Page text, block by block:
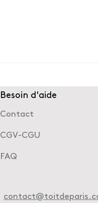
Besoin d'aide
Contact
CGV-CGU
FAQ